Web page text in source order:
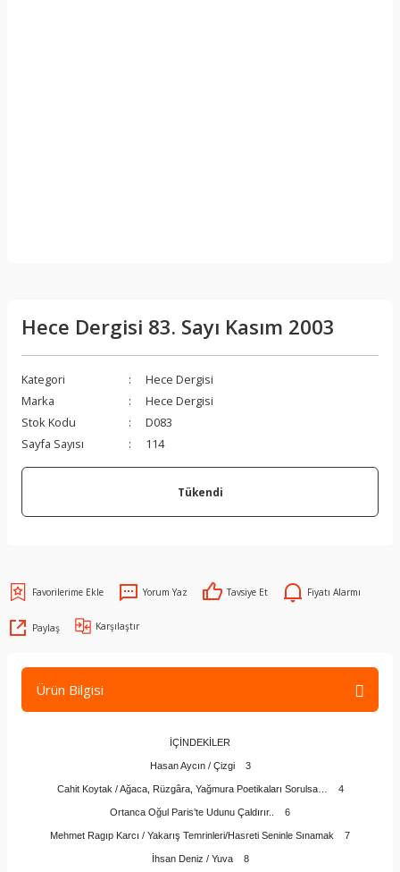
Hece Dergisi 83. Sayı Kasım 2003
Kategori
Hece Dergisi
Marka
Hece Dergisi
Stok Kodu
D083
Sayfa Sayısı
114
Tükendi
Yorum Yaz Tavsiye Et Fiyatı Alarmı
Paylaş Karşılaştır
Ürün Bilgisi
İÇİNDEKİLER
Hasan Aycın / Çizgi 3
Cahit Koytak / Ağaca, Rüzgâra, Yağmura Poetikaları Sorulsa… 4
Ortanca Oğul Paris’te Udunu Çaldırır.. 6
Mehmet Ragıp Karcı / Yakarış Temrinleri/Hasreti Seninle Sınamak 7
İhsan Deniz / Yuva 8